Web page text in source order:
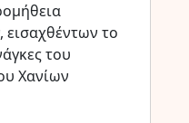
το
του
Χανίων